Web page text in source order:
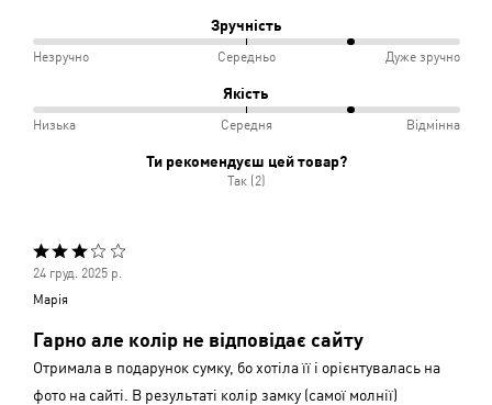
розміру
Вузько
Зручність
75%
Незручно
Незручно Середньо Дуже зручно
Якість
75%
Низька Середня Відмінна
Ти рекомендуєш цей товар?
Так (2)
Оцінено
3
з
5
24 груд. 2025 р.
Марія
Гарно але колір не відповідає сайту
Отримала в подарунок сумку, бо хотіла її і орієнтувалась на
фото на сайті. В результаті колір замку (самої молнії)